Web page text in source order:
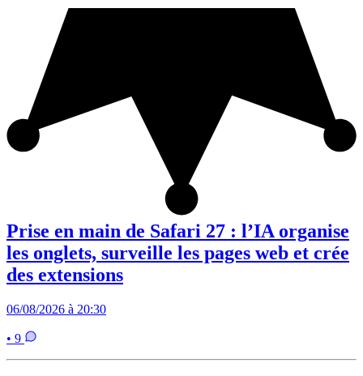
Prise en main de Safari 27 : l’IA organise
les onglets, surveille les pages web et crée
des extensions
06/08/2026 à 20:30
• 9